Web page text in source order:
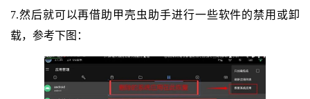
7.然后就可以再借助甲壳虫助手进行一些软件的禁用或卸
载，参考下图：